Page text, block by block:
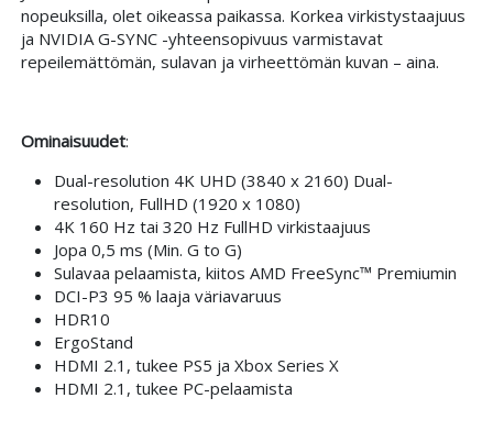
nopeuksilla, olet oikeassa paikassa. Korkea virkistystaajuus
ja NVIDIA G-SYNC -yhteensopivuus varmistavat
repeilemättömän, sulavan ja virheettömän kuvan – aina.
Ominaisuudet:
Dual-resolution 4K UHD (3840 x 2160) Dual-
resolution, FullHD (1920 x 1080)
4K 160 Hz tai 320 Hz FullHD virkistaajuus
Jopa 0,5 ms (Min. G to G)
Sulavaa pelaamista, kiitos AMD FreeSync™ Premiumin
DCI-P3 95 % laaja väriavaruus
HDR10
ErgoStand
HDMI 2.1, tukee PS5 ja Xbox Series X
HDMI 2.1, tukee PC-pelaamista